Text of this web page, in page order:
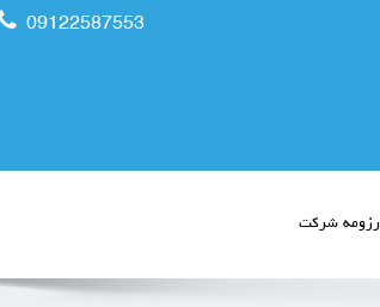
09122587553
رزومه شرکت